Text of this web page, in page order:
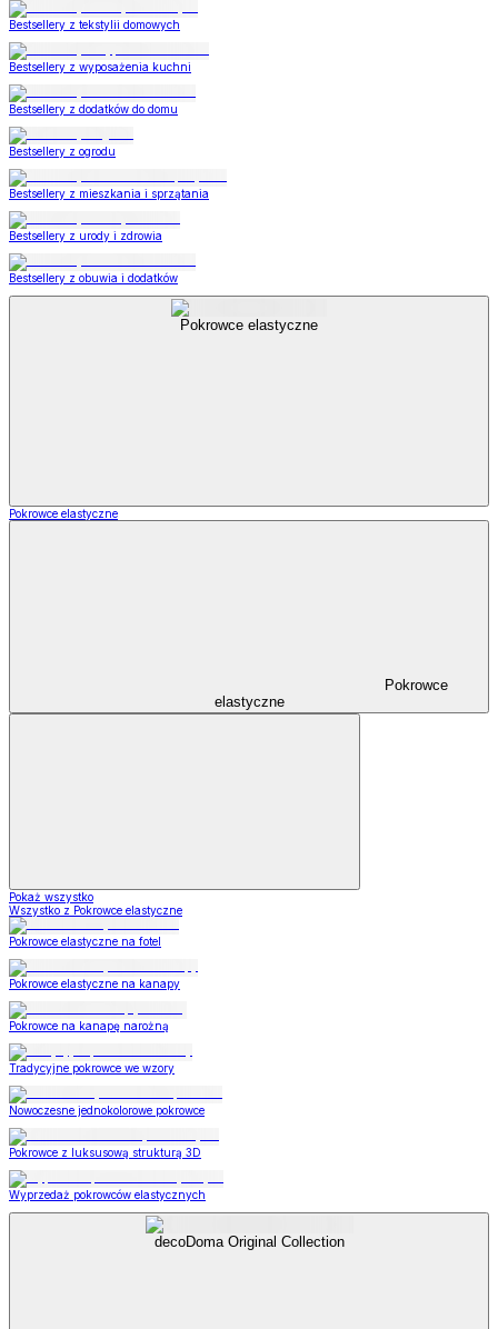
Bestsellery z tekstylii domowych
Bestsellery z wyposażenia kuchni
Bestsellery z dodatków do domu
Bestsellery z ogrodu
Bestsellery z mieszkania i sprzątania
Bestsellery z urody i zdrowia
Bestsellery z obuwia i dodatków
Pokrowce elastyczne
Pokrowce elastyczne
Pokrowce
elastyczne
Pokaż wszystko
Wszystko z Pokrowce elastyczne
Pokrowce elastyczne na fotel
Pokrowce elastyczne na kanapy
Pokrowce na kanapę narożną
Tradycyjne pokrowce we wzory
Nowoczesne jednokolorowe pokrowce
Pokrowce z luksusową strukturą 3D
Wyprzedaż pokrowców elastycznych
decoDoma Original Collection